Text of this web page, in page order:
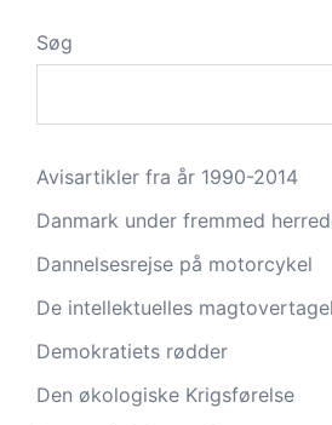
Søg
Avisartikler fra år 1990-2014
Danmark under fremmed
Dannelsesrejse på motorcykel
De intellektuelles
Demokratiets rødder
Den økologiske Krigsførelse